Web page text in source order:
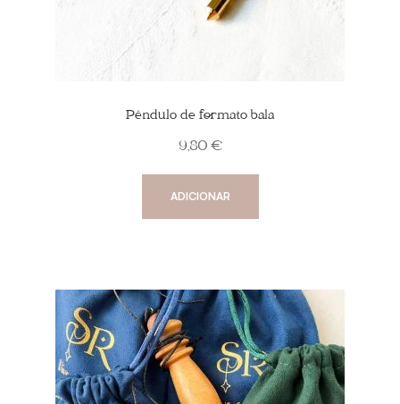
Pêndulo de formato bala
9,80 €
ADICIONAR